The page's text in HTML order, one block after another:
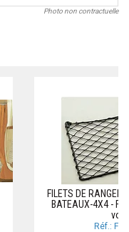
Photo non contractuelle
FILETS DE
BATEAUX-4X4 -
Réf.: